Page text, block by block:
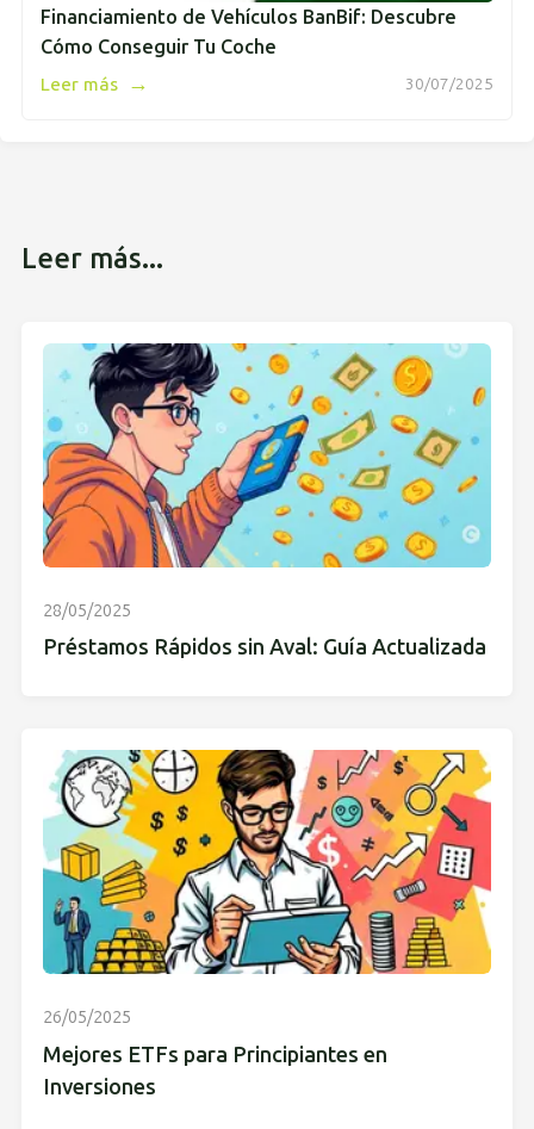
Financiamiento de Vehículos BanBif: Descubre
Cómo Conseguir Tu Coche
30/07/2025
Leer más →
Leer más...
28/05/2025
Préstamos Rápidos sin Aval: Guía Actualizada
26/05/2025
Mejores ETFs para Principiantes en
Inversiones